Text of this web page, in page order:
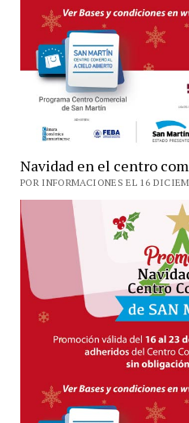
Navidad en el centro
POR INFORMACIONES EL 16